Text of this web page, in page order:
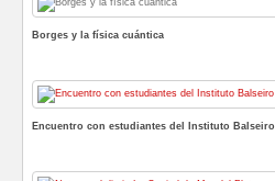
Borges y la física cuántica
Encuentro con estudiantes del Instituto Balseiro